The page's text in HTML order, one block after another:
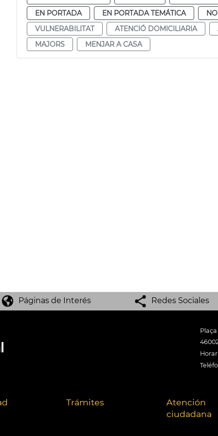
EN PORTADA
EN PORTADA TEMÁTICA
VULNERABILITAT
ATENCIÓ DOMICILIARIA
MAJORS
MENJAR A CASA
Páginas de Interés Redes Sociales
Trámites
Atención
ciudadana